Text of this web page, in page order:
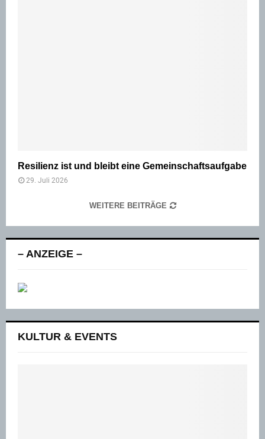
Resilienz ist und bleibt eine Gemeinschaftsaufgabe
29. Juli 2026
WEITERE BEITRÄGE
– ANZEIGE –
KULTUR & EVENTS